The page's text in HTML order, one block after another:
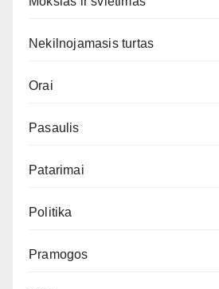
Nekilnojamasis turtas
Orai
Pasaulis
Patarimai
Politika
Pramogos